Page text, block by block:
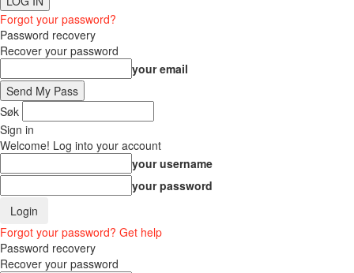
Forgot your password?
Password recovery
Recover your password
your email
Søk
Sign in
Welcome! Log into your account
your username
your password
Forgot your password? Get help
Password recovery
Recover your password